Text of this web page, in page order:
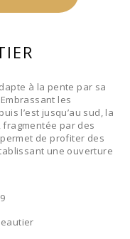
à la pente par sa
les
l’est jusqu’au sud, la
fragmentée par des
de profiter des
une ouverture